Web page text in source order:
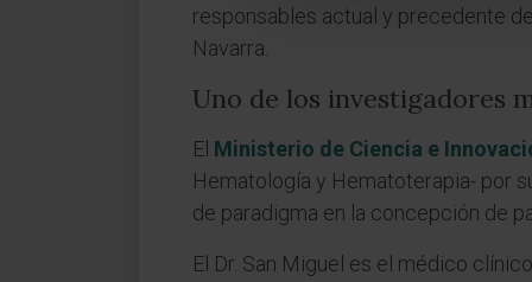
responsables actual y precedente
Navarra.
Uno de los investigadores
El Ministerio de Ciencia e
Hematología y Hematoterapia- por
de paradigma en la concepción de
El Dr. San Miguel es el médico